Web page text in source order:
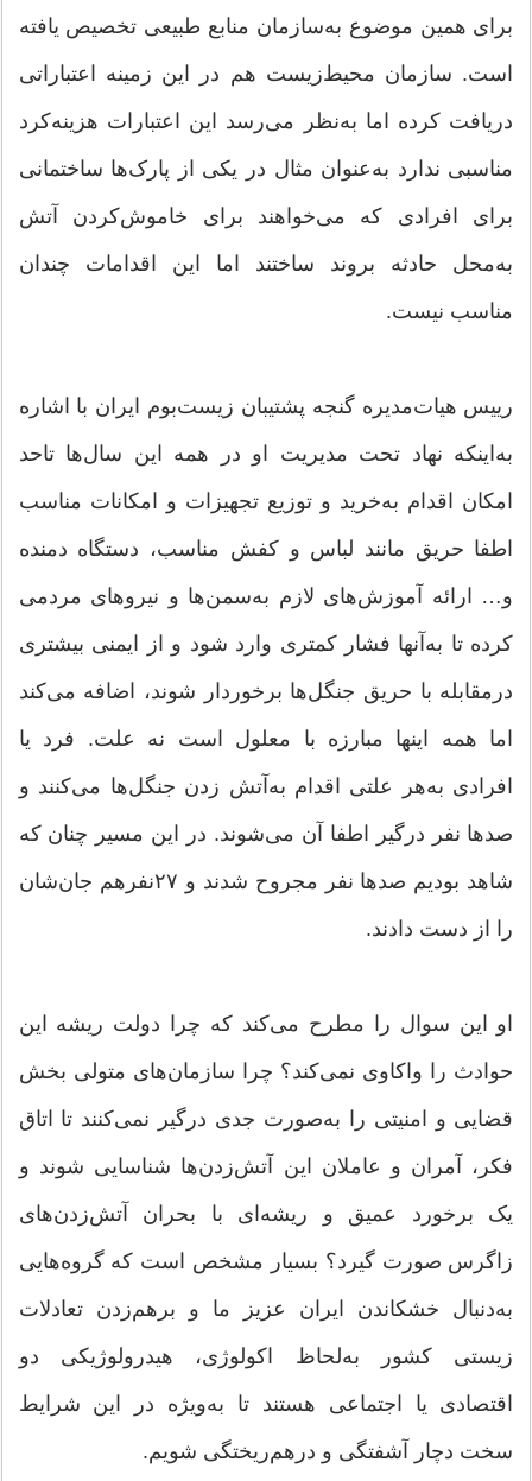
برای همین موضوع به‌سازمان منابع طبیعی تخصیص یافته
است. سازمان محیط‌زیست هم در این زمینه اعتباراتی
دریافت کرده اما به‌نظر می‌رسد این اعتبارات هزینه‌کرد
مناسبی ندارد به‌عنوان مثال در یکی از پارک‌ها ساختمانی
برای افرادی که می‌خواهند برای خاموش‌کردن آتش
به‌محل حادثه بروند ساختند اما این اقدامات چندان
مناسب نیست.
رییس هیات‌مدیره گنجه پشتیبان زیست‌بوم ایران با اشاره
به‌اینکه نهاد تحت مدیریت او در همه این سال‌ها تاحد
امکان اقدام به‌خرید و توزیع تجهیزات و امکانات مناسب
اطفا حریق مانند لباس و کفش مناسب، دستگاه دمنده
و… ارائه آموزش‌های لازم به‌سمن‌ها و نیروهای مردمی
کرده تا به‌آنها فشار کمتری وارد شود و از ایمنی بیشتری
درمقابله با حریق جنگل‌ها برخوردار شوند، اضافه می‌کند
اما همه اینها مبارزه با معلول است نه علت. فرد یا
افرادی به‌هر علتی اقدام به‌آتش زدن جنگل‌ها می‌کنند و
صدها نفر درگیر اطفا آن می‌شوند. در این مسیر چنان که
شاهد بودیم صدها نفر مجروح شدند و ۲۷نفرهم جان‌شان
را از دست دادند.
او این سوال را مطرح می‌کند که چرا دولت ریشه این
حوادث را واکاوی نمی‌کند؟ چرا سازمان‌های متولی بخش
قضایی و امنیتی را به‌صورت جدی درگیر نمی‌کنند تا اتاق
فکر، آمران و عاملان این آتش‌زدن‌ها شناسایی شوند و
یک برخورد عمیق و ریشه‌ای با بحران آتش‌زدن‌های
زاگرس صورت گیرد؟ بسیار مشخص است که گروه‌هایی
به‌دنبال خشکاندن ایران عزیز ما و برهم‌زدن تعادلات
زیستی کشور به‌لحاظ اکولوژی، هیدرولوژیکی دو
اقتصادی یا اجتماعی هستند تا به‌ویژه در این شرایط
سخت دچار آشفتگی و درهم‌ریختگی شویم.